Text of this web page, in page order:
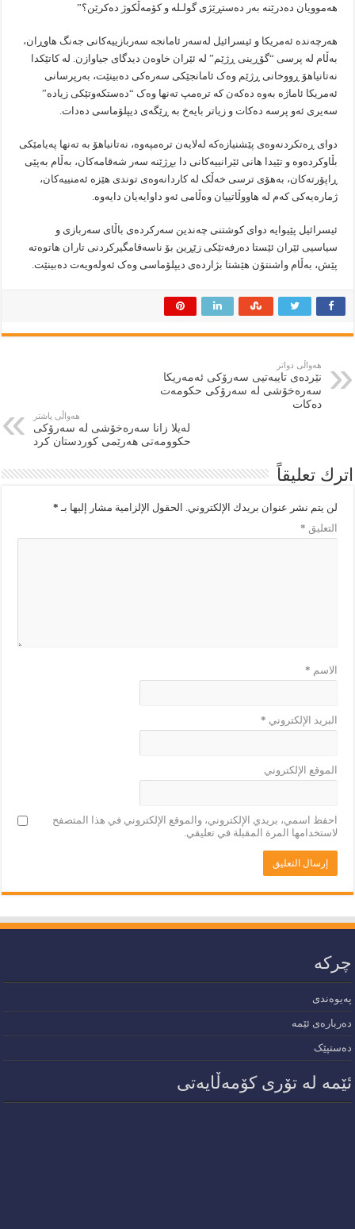
هەموویان دەدرێنە بەر دەستڕێژی گولـلە و کۆمەڵکوژ دەکرێن؟”
هەرچەندە ئەمریکا و ئیسرائیل لەسەر ئامانجە سەربازییەکانی جەنگ هاوڕان،
بەڵام لە پرسی “گۆڕینی ڕژێم” لە ئێران خاوەن دیدگای جیاوازن. لە کاتێکدا
نەتانیاهۆ ڕووخانی ڕژێم وەک ئامانجێکی سەرەکی دەبینێت، بەرپرسانی
ئەمریکا ئاماژە بەوە دەکەن کە ترەمپ تەنها وەک “دەستکەوتێکی زیادە”
سەیری ئەو پرسە دەکات و زیاتر بایەخ بە ڕێگەی دیپلۆماسی دەدات.
دوای ڕەتکردنەوەی پێشنیازەکە لەلایەن ترەمپەوە، نەتانیاهۆ بە تەنها پەیامێکی
بڵاوکردەوە و تێیدا هانی ئێرانییەکانی دا بڕژێنە سەر شەقامەکان، بەڵام بەپێی
ڕاپۆرتەکان، بەهۆی ترسی خەڵک لە کاردانەوەی توندی هێزە ئەمنییەکان،
ژمارەیەکی کەم لە هاووڵاتییان وەڵامی ئەو داوایەیان دایەوە.
ئیسرائیل پێیوایە دوای کوشتنی چەندین سەرکردەی باڵای سەربازی و
سیاسیی ئێران ئێستا دەرفەتێکی زێڕین بۆ ناسەقامگیرکردنی تاران هاتوەتە
پێش، بەڵام واشنتۆن هێشتا بژاردەی دیپلۆماسی وەک ئەولەویەت دەبینێت.
هەواڵی دواتر
نێردەی تایبەتیی سەرۆکی ئەمەریکا
سەرەخۆشی لە سەرۆکی حکومەت
دەکات
هەواڵی پاشتر
لەیلا زانا سەرەخۆشی لە سەرۆکی
حکوومەتی هەرێمی کوردستان کرد
اترك تعليقاً
لن يتم نشر عنوان بريدك الإلكتروني. الحقول الإلزامية مشار إليها بـ *
التعليق *
الاسم *
البريد الإلكتروني *
الموقع الإلكتروني
احفظ اسمي، بريدي الإلكتروني، والموقع الإلكتروني في هذا المتصفح
لاستخدامها المرة المقبلة في تعليقي.
چرکە
پەیوەندی
دەربارەی ئێمە
دەستپێک
ئێمە لە تۆری کۆمەڵایەتی